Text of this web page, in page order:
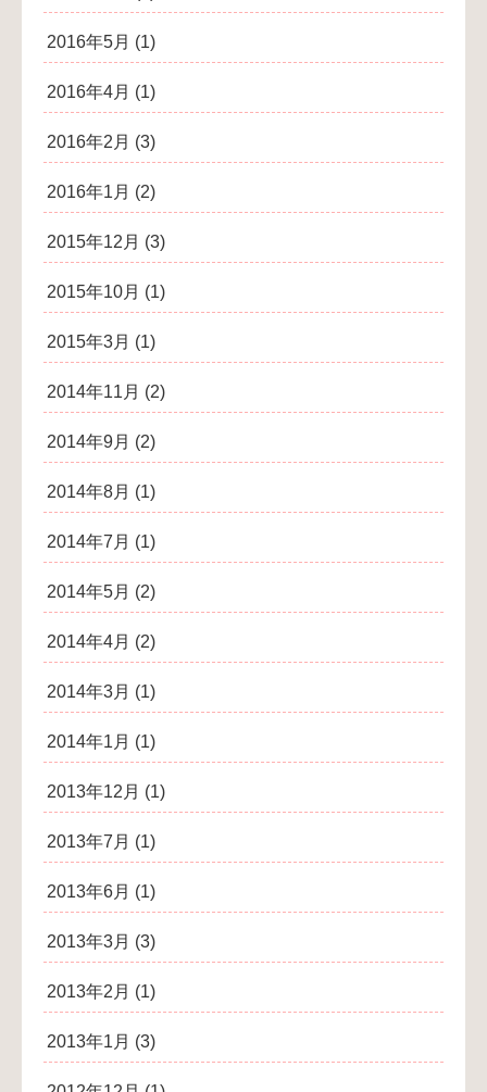
2016年5月 (1)
2016年4月 (1)
2016年2月 (3)
2016年1月 (2)
2015年12月 (3)
2015年10月 (1)
2015年3月 (1)
2014年11月 (2)
2014年9月 (2)
2014年8月 (1)
2014年7月 (1)
2014年5月 (2)
2014年4月 (2)
2014年3月 (1)
2014年1月 (1)
2013年12月 (1)
2013年7月 (1)
2013年6月 (1)
2013年3月 (3)
2013年2月 (1)
2013年1月 (3)